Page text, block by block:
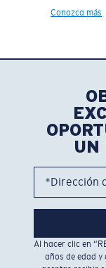
Conozca más
UN
*Dirección
Al hacer clic en
años de edad y